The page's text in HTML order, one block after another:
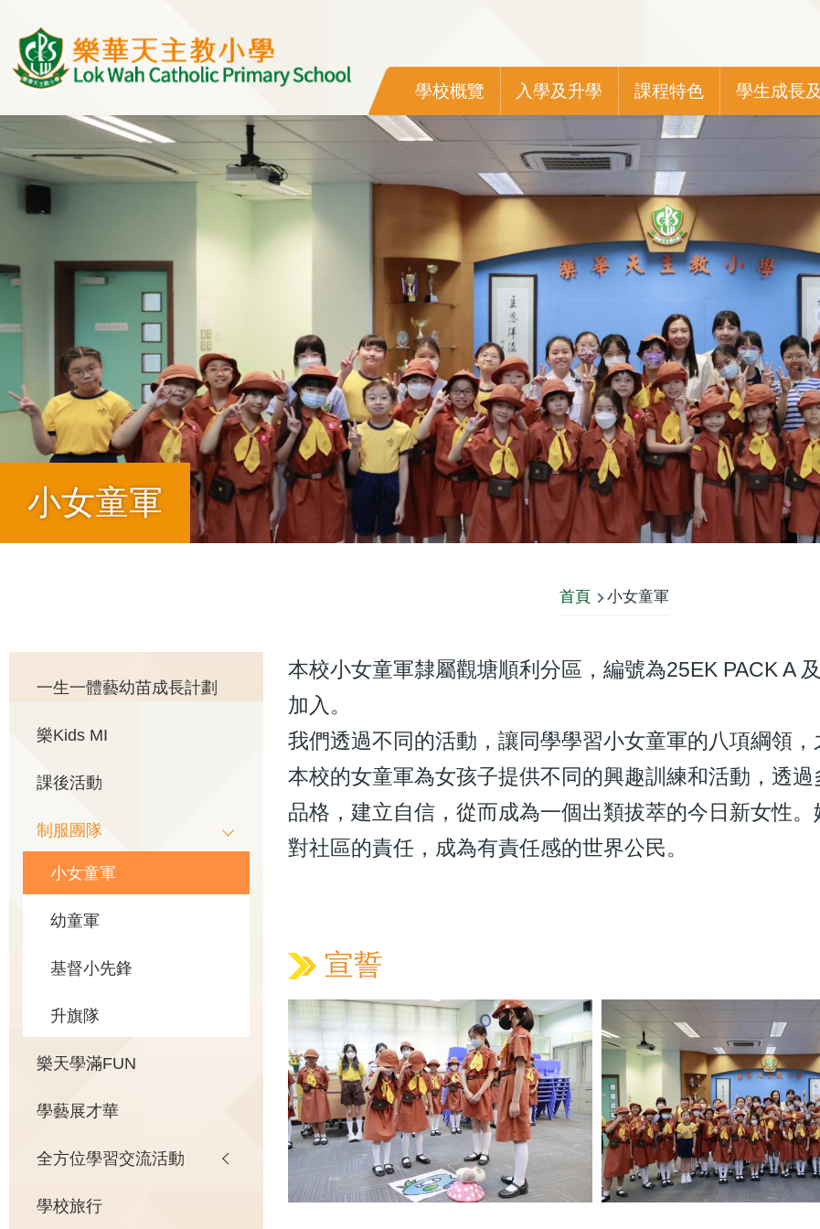
Main
navigation
學校概覽 入學及升學 課程特色 學生成長
小女童軍
航
首頁 小女童軍
本校小女童軍隸屬觀塘順利分區，編號為25EK PACK A
加入。
我們透過不同的活動，讓同學學習小女童軍的八項綱領，
本校的女童軍為女孩子提供不同的興趣訓練和活動，透
品格，建立自信，從而成為一個出類拔萃的今日新女性
對社區的責任，成為有責任感的世界公民。
宣誓
Main
navigation
一生一體藝幼苗成長計劃
樂Kids MI
課後活動
制服團隊
小女童軍
幼童軍
基督小先鋒
升旗隊
樂天學滿FUN
學藝展才華
全方位學習交流活動
學校旅行